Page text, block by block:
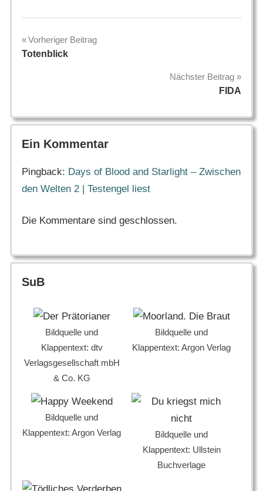
Beitragsnavigation
Vorheriger Beitrag
Totenblick
Nächster Beitrag
FIDA
Ein Kommentar
Pingback: Days of Blood and Starlight – Zwischen
den Welten 2 | Testengel liest
Die Kommentare sind geschlossen.
SuB
Bildquelle und
Klappentext: dtv
Verlagsgesellschaft mbH
& Co. KG
Bildquelle und
Klappentext: Argon Verlag
Bildquelle und
Klappentext: Argon Verlag
Bildquelle und
Klappentext: Ullstein
Buchverlage